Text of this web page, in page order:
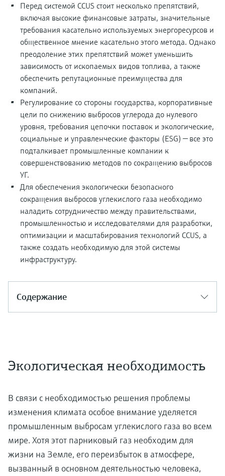
Перед системой CCUS стоит несколько препятствий,
включая высокие финансовые затраты, значительные
требования касательно используемых энергоресурсов и
общественное мнение касательно этого метода. Однако
преодоление этих препятствий может уменьшить
зависимость от ископаемых видов топлива, а также
обеспечить репутационные преимущества для
компаний.
Регулирование со стороны государства, корпоративные
цели по снижению выбросов углерода до нулевого
уровня, требования цепочки поставок и экологические,
социальные и управленческие факторы (ESG) — все это
подталкивает промышленные компании к
совершенствованию методов по сокращению выбросов
УГ.
Для обеспечения экологически безопасного
сокращения выбросов углекислого газа необходимо
наладить сотрудничество между правительствами,
промышленностью и исследователями для разработки,
оптимизации и масштабирования технологий CCUS, а
также создать необходимую для этой системы
инфраструктуру.
Содержание
Экологическая необходимость
В связи с необходимостью решения проблемы
изменения климата особое внимание уделяется
промышленным выбросам углекислого газа во всем
мире. Хотя этот парниковый газ необходим для
жизни на Земле, его переизбыток в атмосфере,
вызванный в основном деятельностью человека,